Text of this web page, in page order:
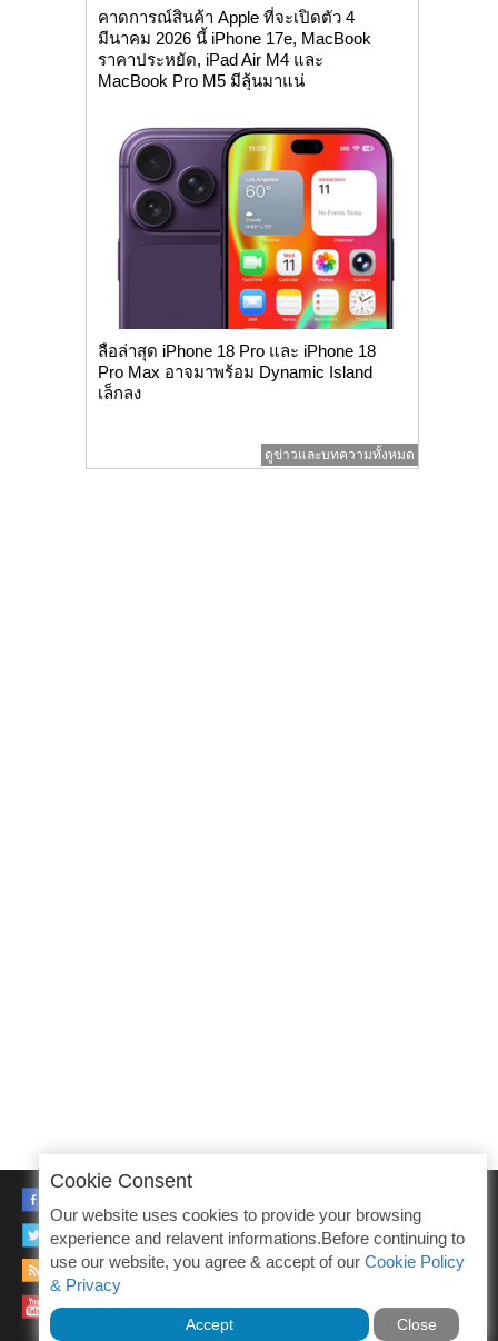
คาดการณ์สินค้า Apple ที่จะเปิดตัว 4
มีนาคม 2026 นี้ iPhone 17e, MacBook
ราคาประหยัด, iPad Air M4 และ
MacBook Pro M5 มีลุ้นมาแน่
ลือล่าสุด iPhone 18 Pro และ iPhone 18
Pro Max อาจมาพร้อม Dynamic Island
เล็กลง
ดูข่าวและบทความทั้งหมด
TWITTER
RSS
YOUTUBE
Cookie Consent
Our website uses cookies to provide your browsing
experience and relavent informations.Before continuing to
use our website, you agree & accept of our Cookie Policy
& Privacy
Accept Close